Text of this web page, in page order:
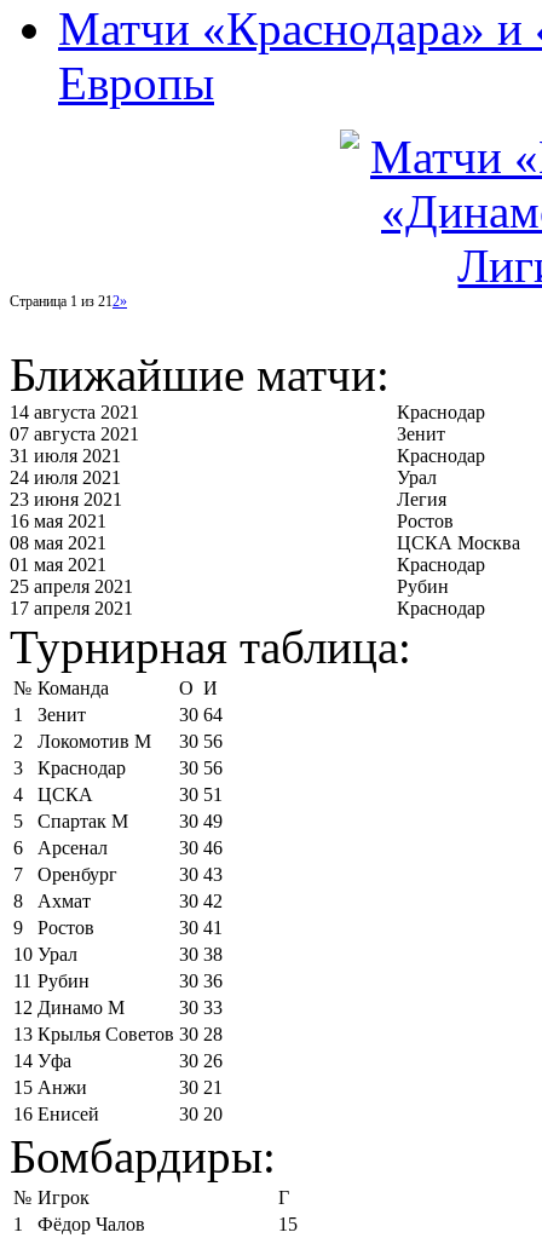
Матчи «Краснодара»
Европы
Страница 1 из 212»
Ближайшие матчи:
14 августа 2021
Краснодар
07 августа 2021
Зенит
31 июля 2021
Краснодар
24 июля 2021
Урал
23 июня 2021
Легия
16 мая 2021
Ростов
08 мая 2021
ЦСКА Москва
01 мая 2021
Краснодар
25 апреля 2021
Рубин
17 апреля 2021
Краснодар
Турнирная таблица:
№ Команда О И
1
Зенит 30 64
2
Локомотив М 30 56
3
Краснодар 30 56
4
ЦСКА 30 51
5
Спартак М 30 49
6
Арсенал 30 46
7
Оренбург 30 43
8
Ахмат 30 42
9
Ростов 30 41
10 Урал 30 38
11 Рубин 30 36
12 Динамо М 30 33
13 Крылья Советов 30 28
14 Уфа 30 26
15 Анжи 30 21
16 Енисей 30 20
Бомбардиры:
№ Игрок
Г
1
Фёдор Чалов
15